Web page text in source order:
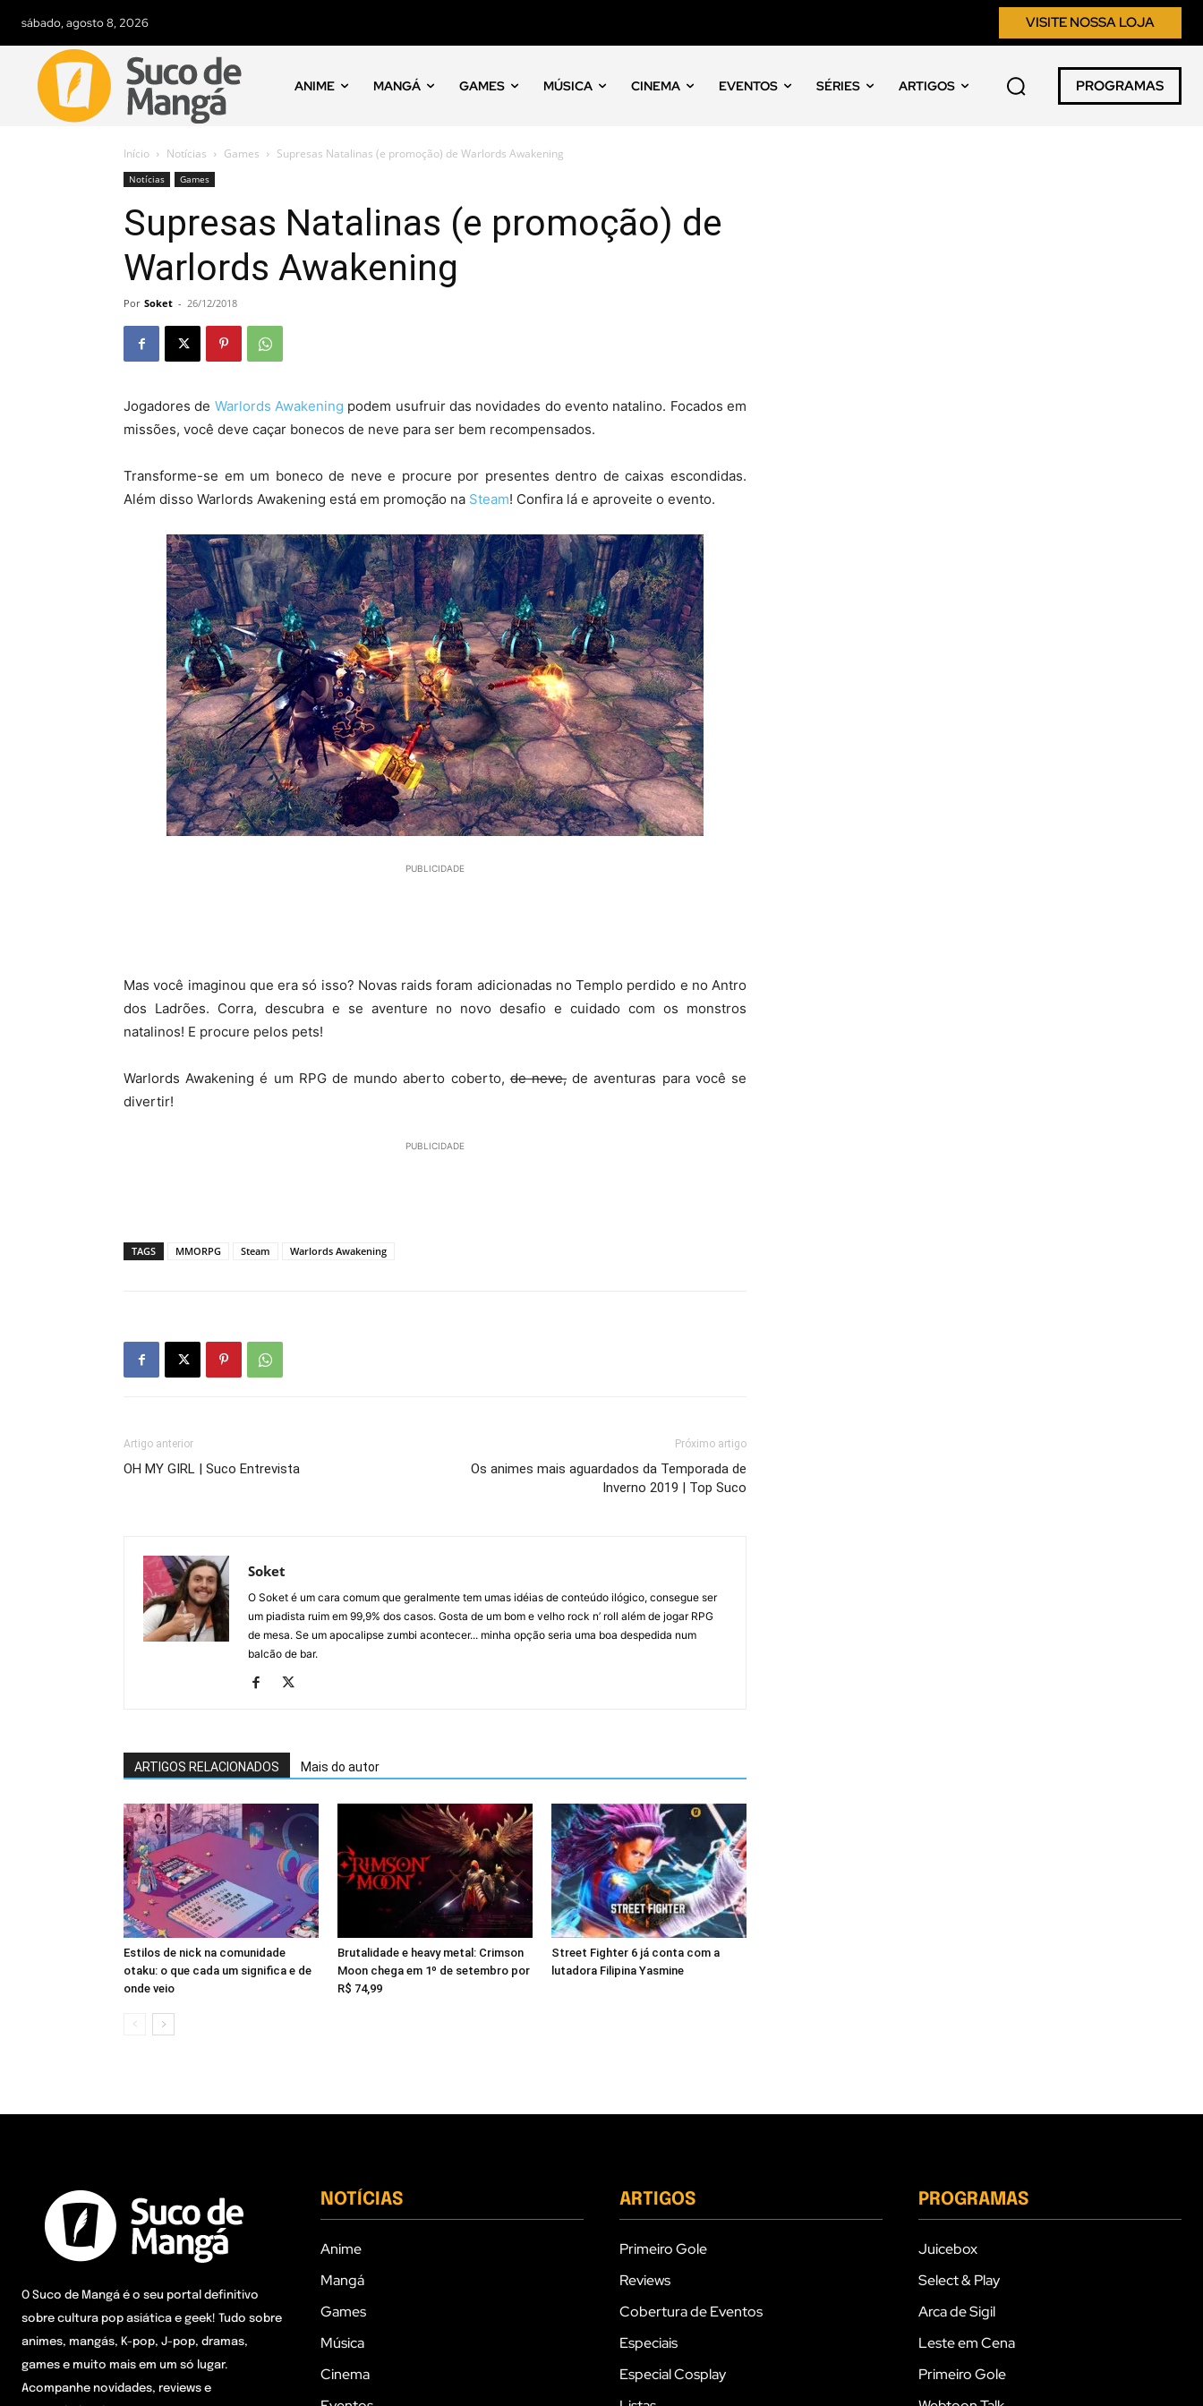
sábado, agosto 8, 2026 VISITE NOSSA LOJA
ANIME MANGÁ GAMES MÚSICA CINEMA EVENTOS SÉRIES ARTIGOS PROGRAMAS
Início Notícias Games Supresas Natalinas (e promoção) de Warlords Awakening
Notícias Games
Supresas Natalinas (e promoção) de
Warlords Awakening
Por Soket - 26/12/2018
Jogadores de Warlords Awakening podem usufruir das novidades do evento natalino. Focados em
missões, você deve caçar bonecos de neve para ser bem recompensados.
Transforme-se em um boneco de neve e procure por presentes dentro de caixas escondidas.
Além disso Warlords Awakening está em promoção na Steam! Confira lá e aproveite o evento.
PUBLICIDADE
Mas você imaginou que era só isso? Novas raids foram adicionadas no Templo perdido e no Antro
dos Ladrões. Corra, descubra e se aventure no novo desafio e cuidado com os monstros
natalinos! E procure pelos pets!
Warlords Awakening é um RPG de mundo aberto coberto,de neve, de aventuras para você se
divertir!
PUBLICIDADE
TAGS MMORPG Steam Warlords Awakening
Artigo anterior
OH MY GIRL | Suco Entrevista
Próximo artigo
Os animes mais aguardados da Temporada de
Inverno 2019 | Top Suco
Soket
O Soket é um cara comum que geralmente tem umas idéias de conteúdo ilógico, consegue ser
um piadista ruim em 99,9% dos casos. Gosta de um bom e velho rock n’ roll além de jogar RPG
de mesa. Se um apocalipse zumbi acontecer... minha opção seria uma boa despedida num
balcão de bar.
ARTIGOS RELACIONADOS Mais do autor
Estilos de nick na comunidade
otaku: o que cada um significa e de
onde veio
Brutalidade e heavy metal: Crimson
Moon chega em 1º de setembro por
R$ 74,99
Street Fighter 6 já conta com a
lutadora Filipina Yasmine
O Suco de Mangá é o seu portal definitivo
sobre cultura pop asiática e geek! Tudo sobre
animes, mangás, K-pop, J-pop, dramas,
games e muito mais em um só lugar.
Acompanhe novidades, reviews e
NOTÍCIAS
Anime
Mangá
Games
Música
Cinema
ARTIGOS
Primeiro Gole
Reviews
Cobertura de Eventos
Especiais
Especial Cosplay
PROGRAMAS
Juicebox
Select & Play
Arca de Sigil
Leste em Cena
Primeiro Gole